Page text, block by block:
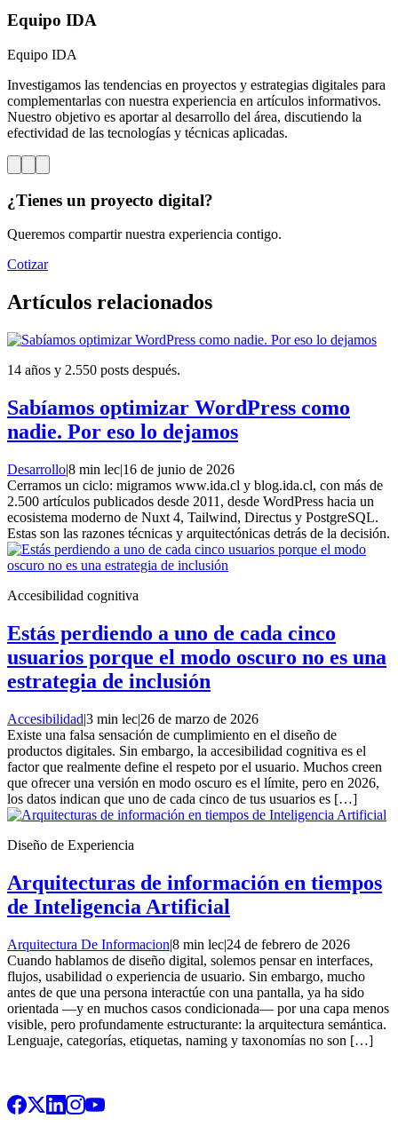
Equipo IDA
Equipo IDA
Investigamos las tendencias en proyectos y estrategias digitales para
complementarlas con nuestra experiencia en artículos informativos.
Nuestro objetivo es aportar al desarrollo del área, discutiendo la
efectividad de las tecnologías y técnicas aplicadas.
¿Tienes un proyecto digital?
Queremos compartir nuestra experiencia contigo.
Cotizar
Artículos relacionados
14 años y 2.550 posts después.
Sabíamos optimizar WordPress como
nadie. Por eso lo dejamos
Desarrollo|8 min lec|16 de junio de 2026
Cerramos un ciclo: migramos www.ida.cl y blog.ida.cl, con más de
2.500 artículos publicados desde 2011, desde WordPress hacia un
ecosistema moderno de Nuxt 4, Tailwind, Directus y PostgreSQL.
Estas son las razones técnicas y arquitectónicas detrás de la decisión.
Accesibilidad cognitiva
Estás perdiendo a uno de cada cinco
usuarios porque el modo oscuro no es una
estrategia de inclusión
Accesibilidad|3 min lec|26 de marzo de 2026
Existe una falsa sensación de cumplimiento en el diseño de
productos digitales. Sin embargo, la accesibilidad cognitiva es el
factor que realmente define el respeto por el usuario. Muchos creen
que ofrecer una versión en modo oscuro es el límite, pero en 2026,
los datos indican que uno de cada cinco de tus usuarios es […]
Diseño de Experiencia
Arquitecturas de información en tiempos
de Inteligencia Artificial
Arquitectura De Informacion|8 min lec|24 de febrero de 2026
Cuando hablamos de diseño digital, solemos pensar en interfaces,
flujos, usabilidad o experiencia de usuario. Sin embargo, mucho
antes de que una persona interactúe con una pantalla, ya ha sido
orientada —y en muchos casos condicionada— por una capa menos
visible, pero profundamente estructurante: la arquitectura semántica.
Lenguaje, categorías, etiquetas, naming y taxonomías no son […]